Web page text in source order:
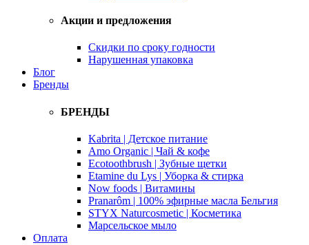
Акции и предложения
Скидки по сроку годности
Нарушенная упаковка
Блог
Бренды
БРЕНДЫ
Kabrita | Детское питание
Amo Organic | Чай & кофе
Ecotoothbrush | Зубные щетки
Etamine du Lys | Уборка & стирка
Now foods | Витамины
Pranarôm | 100% эфирные масла Бельгия
STYX Naturcosmetic | Косметика
Марсельское мыло
Оплата